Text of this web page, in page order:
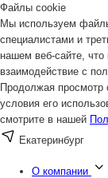
Файлы cookie
Мы используем
специалистами и
нашем веб-сайте,
взаимодействие с
Продолжая просмотр
условия его
смотрите в нашей
Екатеринбург
О компании